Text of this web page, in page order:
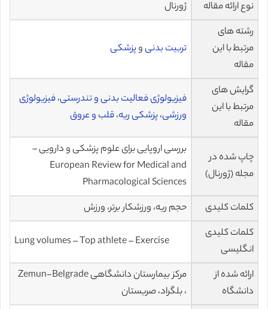
نوع ارائه مقاله
ژورنال
رشته های
مرتبط با این
مقاله
تربیت بدنیوپزشکی
گرایش های
مرتبط با این
مقاله
فیزیولوژی فعالیت بدنی و تندرستی،فیزیولوژی
ورزشی،پزشکی ریه،قلب و عروق
چاپ شده در
مجله (ژورنال)
بررسی اروپایی برای علوم پزشکی و دارویی –
European Review for Medical and
Pharmacological Sciences
کلمات کلیدی
حجم ریه، ورزشکار برتر، ورزش
کلمات کلیدی
انگلیسی
Lung volumes – Top athlete – Exercise
ارائه شده از
دانشگاه
مرکز بیمارستان دانشگاهی Zemun-Belgrade
، بلگراد، صربستان